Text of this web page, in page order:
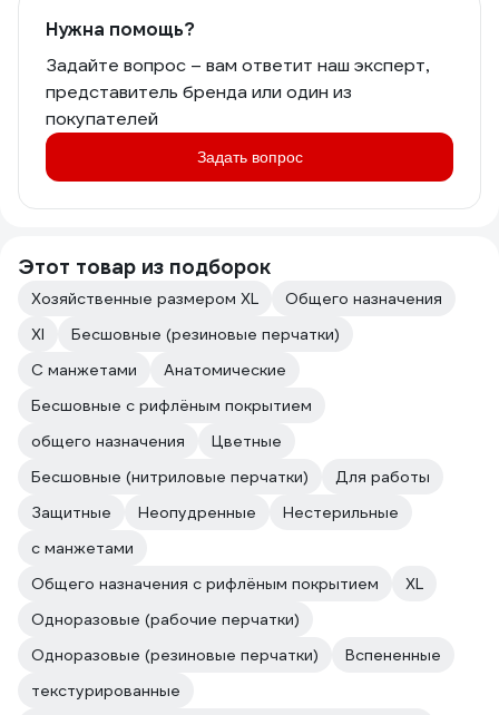
Нужна помощь?
Задайте вопрос – вам ответит наш эксперт,
представитель бренда или один из
покупателей
Задать вопрос
Этот товар из подборок
Хозяйственные размером XL
Общего назначения
Xl
Бесшовные (резиновые перчатки)
С манжетами
Анатомические
Бесшовные с рифлёным покрытием
общего назначения
Цветные
Бесшовные (нитриловые перчатки)
Для работы
Защитные
Неопудренные
Нестерильные
с манжетами
Общего назначения с рифлёным покрытием
XL
Одноразовые (рабочие перчатки)
Одноразовые (резиновые перчатки)
Вспененные
текстурированные